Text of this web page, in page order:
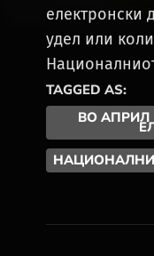
електронски
удел или
TAGGED AS:
ВО АПРИЛ